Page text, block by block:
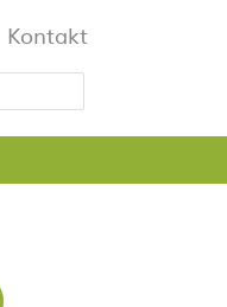
Kontakt